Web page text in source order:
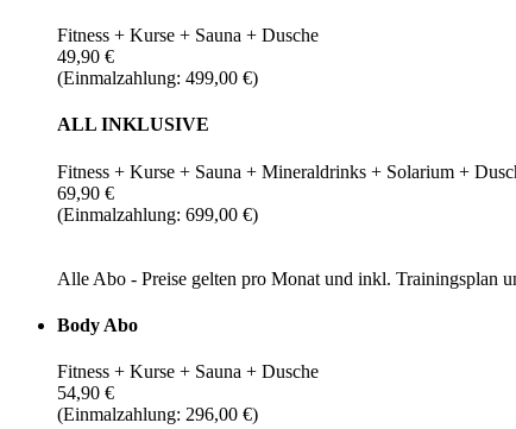
Fitness + Kurse + Sauna + Dusche
49,90 €
(Einmalzahlung: 499,00 €)
ALL INKLUSIVE
Fitness + Kurse + Sauna + Mineraldrinks + Solarium +
69,90 €
(Einmalzahlung: 699,00 €)
Alle Abo - Preise gelten pro Monat und inkl. Trainingsplan
Body Abo
Fitness + Kurse + Sauna + Dusche
54,90 €
(Einmalzahlung: 296,00 €)